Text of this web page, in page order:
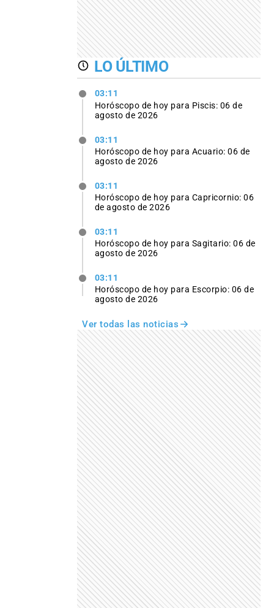
LO ÚLTIMO
03:11
Horóscopo de hoy para Piscis: 06 de
agosto de 2026
03:11
Horóscopo de hoy para Acuario: 06 de
agosto de 2026
03:11
Horóscopo de hoy para Capricornio: 06
de agosto de 2026
03:11
Horóscopo de hoy para Sagitario: 06 de
agosto de 2026
03:11
Horóscopo de hoy para Escorpio: 06 de
agosto de 2026
Ver todas las noticias